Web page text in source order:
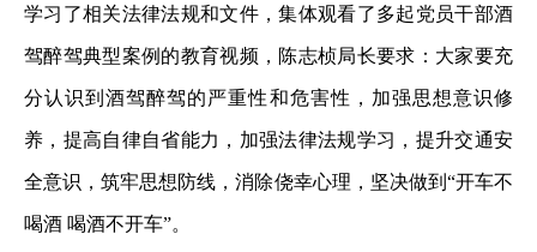
学习了相关法律法规和文件，集体观看了多起党员干部酒
驾醉驾典型案例的教育视频，陈志桢局长要求：大家要充
分认识到酒驾醉驾的严重性和危害性，加强思想意识修
养，提高自律自省能力，加强法律法规学习，提升交通安
全意识，筑牢思想防线，消除侥幸心理，坚决做到“开车不
喝酒 喝酒不开车”。